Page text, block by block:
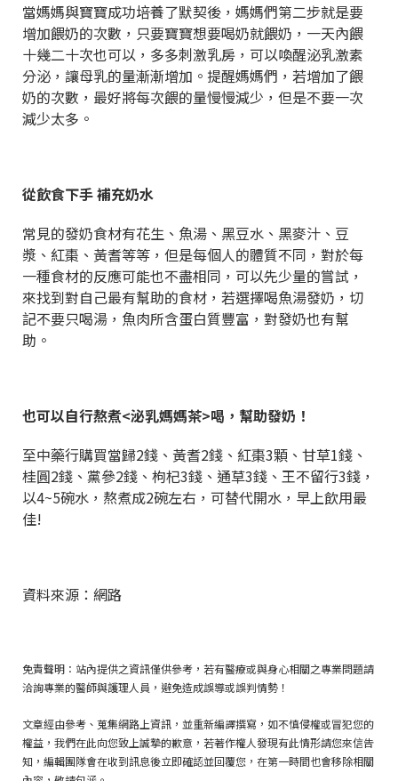
當媽媽與寶寶成功培養了默契後，媽媽們第二步就是要
增加餵奶的次數，只要寶寶想要喝奶就餵奶，一天內餵
十幾二十次也可以，多多刺激乳房，可以喚醒泌乳激素
分泌，讓母乳的量漸漸增加。提醒媽媽們，若增加了餵
奶的次數，最好將每次餵的量慢慢減少，但是不要一次
減少太多。
從飲食下手 補充奶水
常見的發奶食材有花生、魚湯、黑豆水、黑麥汁、豆
漿、紅棗、黃耆等等，但是每個人的體質不同，對於每
一種食材的反應可能也不盡相同，可以先少量的嘗試，
來找到對自己最有幫助的食材，若選擇喝魚湯發奶，切
記不要只喝湯，魚肉所含蛋白質豐富，對發奶也有幫
助。
也可以自行熬煮<泌乳媽媽茶>喝，幫助發奶！
至中藥行購買當歸2錢、黃耆2錢、紅棗3顆、甘草1錢、
桂圓2錢、黨參2錢、枸杞3錢、通草3錢、王不留行3錢，
以4~5碗水，熬煮成2碗左右，可替代開水，早上飲用最
佳!
資料來源：網路
免責聲明：站內提供之資訊僅供參考，若有醫療或與身心相關之專業問題請
洽詢專業的醫師與護理人員，避免造成誤導或誤判情勢！
文章經由參考、蒐集網路上資訊，並重新編譯撰寫，如不慎侵權或冒犯您的
權益，我們在此向您致上誠摯的歉意，若著作權人發現有此情形請您來信告
知，編輯團隊會在收到訊息後立即確認並回覆您，在第一時間也會移除相關